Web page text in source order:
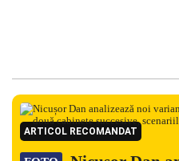
ARTICOL RECOMANDAT